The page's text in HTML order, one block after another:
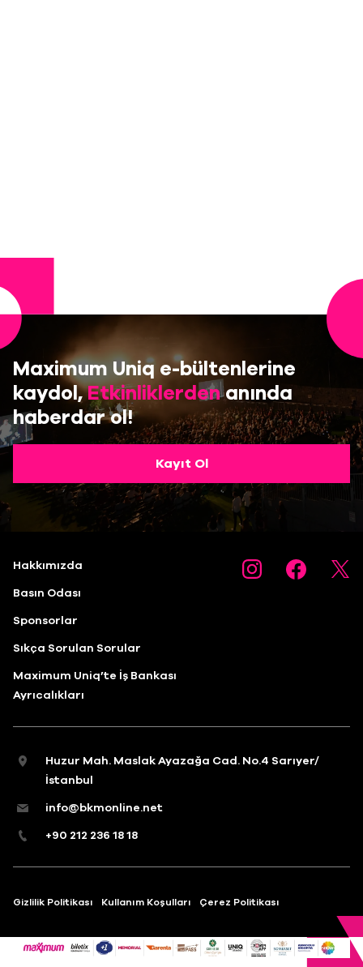
Maximum Uniq e-bültenlerine
kaydol,Etkinliklerdenanında
haberdar ol!
Kayıt Ol
Hakkımızda
Basın Odası
Sponsorlar
Sıkça Sorulan Sorular
Maximum Uniq’te İş Bankası
Ayrıcalıkları
Huzur Mah. Maslak Ayazağa Cad. No.4 Sarıyer/
İstanbul
info@bkmonline.net
+90 212 236 18 18
Gizlilik Politikası Kullanım Koşulları Çerez Politikası